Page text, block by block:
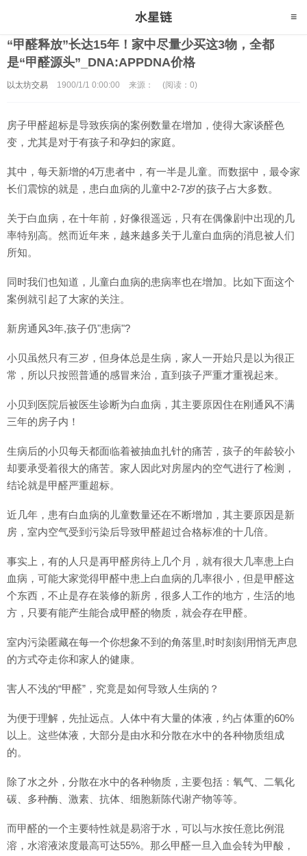
“甲醛释放”长达15年！家中尽量少买这3物，全都
是“甲醛源头”_DNA:APPDNA价格
以太坊交易 1900/1/1 0:00:00 来源： (阅读：0)
房子甲醛超标是导致疾病的案例数量在增加，使得大家谈醛色
变，尤其是对于有孩子和孕妇的家庭。
其中，每天新增的4万患者中，有一半是儿童。而数据中，最令家
长们震惊的就是，患白血病的儿童中2-7岁的孩子占大多数。
关于白血病，在十年前，好像很遥远，只有在偶像剧中出现的几
率特别高。然而近年来，越来越多关于儿童白血病的消息被人们
所知。
同时我们也知道，儿童白血病的患病率也在增加。比如下面这个
案例就引起了大家的关注。
新房通风3年,孩子仍"患病"?
小贝虽然只有三岁，但身体总是生病，家人一开始只是以为很正
常，所以只按照普通的感冒来治，直到孩子严重才重视起来。
小贝到医院后被医生诊断为白血病，其主要原因住在刚通风不满
三年的房子内！
生病后的小贝每天都面临着被抽血扎针的痛苦，孩子的年龄较小
却要承受着很大的痛苦。家人因此对房屋内的空气进行了检测，
结论就是甲醛严重超标。
近几年，患有白血病的儿童数量还在不断增加，其主要原因是新
房，室内空气受到污染后导致甲醛超过合格标准的十几倍。
事实上，有的人只是再甲醛房待上几个月，就有很大几率患上白
血病，可能大家觉得甲醛中患上白血病的几率很小，但是甲醛这
个东西，不止是存在装修的新房，很多人工作的地方，生活的地
方，只要有能产生能合成甲醛的物质，就会存在甲醛。
室内污染匿藏在每一个你想象不到的角落里,时时刻刻用悄无声息
的方式夺走你和家人的健康。
害人不浅的“甲醛”，究竟是如何导致人生病的？
为便于理解，先扯远点。人体中有大量的体液，约占体重的60%
以上。这些体液，大部分是由水和分散在水中的各种物质组成
的。
除了水之外，分散在水中的各种物质，主要包括：氧气、二氧化
碳、多种酶、激素、抗体、细胞新陈代谢产物等等。
而甲醛的一个主要特性就是易溶于水，可以与水按任意比例混
溶，水溶液浓度最高可达55%。那么甲醛一旦入血会转为甲酸，